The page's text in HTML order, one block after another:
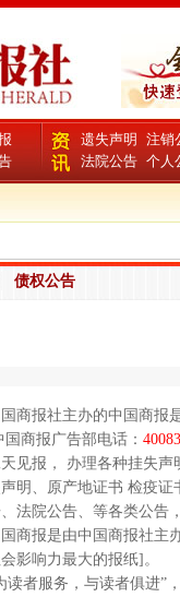
遗失声明
注销
法院公告 个人
债权公告
商报社主办的中国商报
国商报广告部电话：
见报， 办理各种挂失
明、原产地证书 检疫
法院公告、等各类公告
商报是由中国商报社主
影响力最大的报纸]。
读者服务，与读者俱进”